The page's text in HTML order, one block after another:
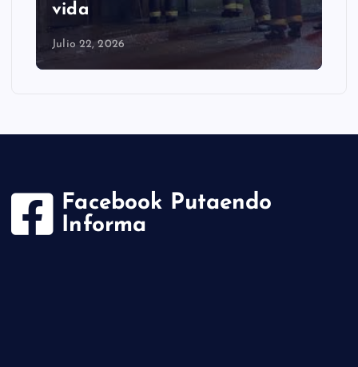
cayó en la comuna
Julio 22, 2026
Facebook Putaendo
Informa